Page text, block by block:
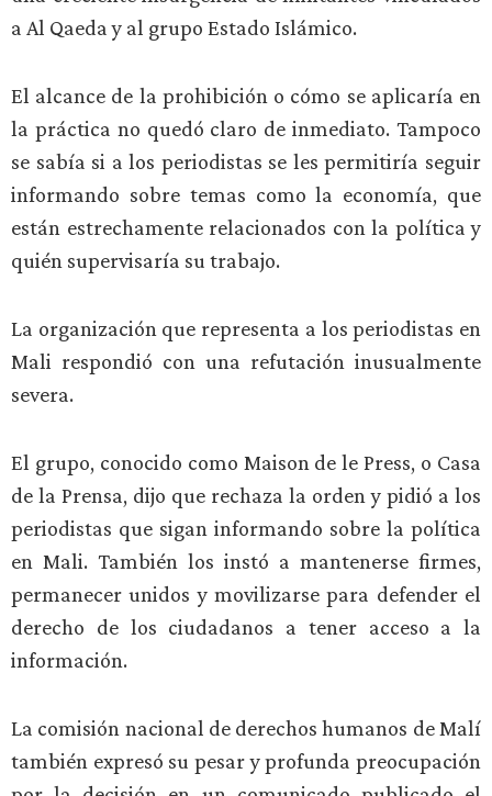
a Al Qaeda y al grupo Estado Islámico.
El alcance de la prohibición o cómo se aplicaría en
la práctica no quedó claro de inmediato. Tampoco
se sabía si a los periodistas se les permitiría seguir
informando sobre temas como la economía, que
están estrechamente relacionados con la política y
quién supervisaría su trabajo.
La organización que representa a los periodistas en
Mali respondió con una refutación inusualmente
severa.
El grupo, conocido como Maison de le Press, o Casa
de la Prensa, dijo que rechaza la orden y pidió a los
periodistas que sigan informando sobre la política
en Mali. También los instó a mantenerse firmes,
permanecer unidos y movilizarse para defender el
derecho de los ciudadanos a tener acceso a la
información.
La comisión nacional de derechos humanos de Malí
también expresó su pesar y profunda preocupación